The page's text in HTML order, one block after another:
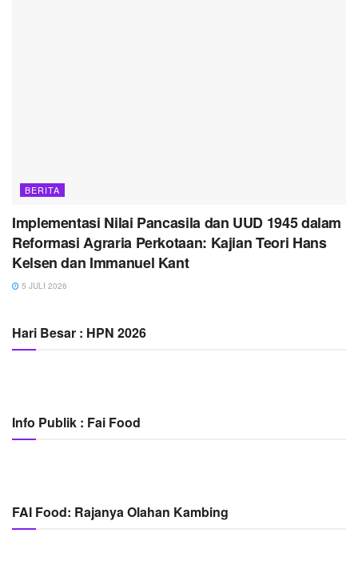
BERITA
Implementasi Nilai Pancasila dan UUD 1945 dalam
Reformasi Agraria Perkotaan: Kajian Teori Hans
Kelsen dan Immanuel Kant
5 JULI 2026
Hari Besar : HPN 2026
Info Publik : Fai Food
FAI Food: Rajanya Olahan Kambing